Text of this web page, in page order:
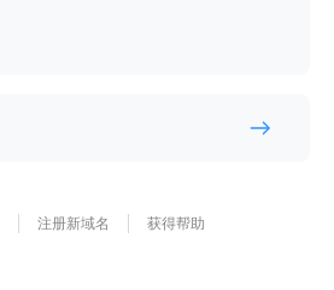
注册新域名 获得帮助